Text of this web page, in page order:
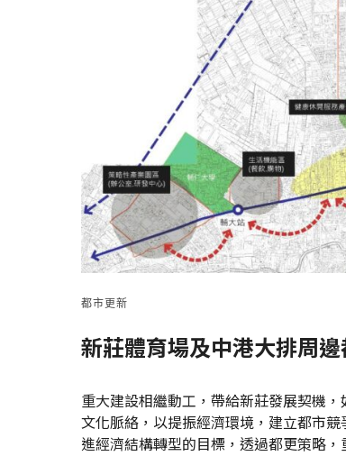
都市更新
新莊體育場及中港大排周
重大建設相繼動工，帶給新莊發展契機
文化脈絡，以提振經濟環境，建立都市
進經濟結構轉型的目標，透過都更策略